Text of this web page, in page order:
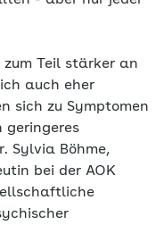
zum Teil stärker an
auch eher
sich zu Symptomen
geringeres
Sylvia Böhme,
bei der AOK